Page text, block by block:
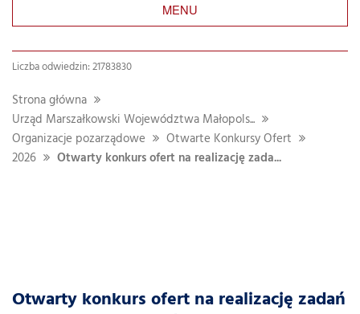
MENU
Liczba odwiedzin: 21783830
Strona główna
Urząd Marszałkowski Województwa Małopols...
Organizacje pozarządowe
Otwarte Konkursy Ofert
2026
Otwarty konkurs ofert na realizację zada...
Otwarty konkurs ofert na realizację zadań